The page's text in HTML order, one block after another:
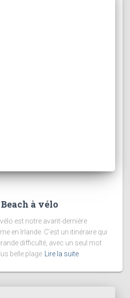
à vélo
est notre avant-dernière
en Irlande. C’est un itinéraire qui
difficulté, avec un seul mot
belle plage
Lire la suite